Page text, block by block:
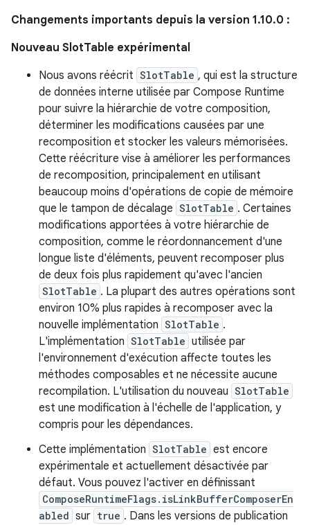
Changements importants depuis la version 1.10.0 :
Nouveau SlotTable expérimental
Nous avons réécrit SlotTable , qui est la structure
de données interne utilisée par Compose Runtime
pour suivre la hiérarchie de votre composition,
déterminer les modifications causées par une
recomposition et stocker les valeurs mémorisées.
Cette réécriture vise à améliorer les performances
de recomposition, principalement en utilisant
beaucoup moins d'opérations de copie de mémoire
que le tampon de décalage SlotTable . Certaines
modifications apportées à votre hiérarchie de
composition, comme le réordonnancement d'une
longue liste d'éléments, peuvent recomposer plus
de deux fois plus rapidement qu'avec l'ancien
SlotTable . La plupart des autres opérations sont
environ 10% plus rapides à recomposer avec la
nouvelle implémentation SlotTable .
L'implémentation SlotTable utilisée par
l'environnement d'exécution affecte toutes les
méthodes composables et ne nécessite aucune
recompilation. L'utilisation du nouveau SlotTable
est une modification à l'échelle de l'application, y
compris pour les dépendances.
Cette implémentation SlotTable est encore
expérimentale et actuellement désactivée par
défaut. Vous pouvez l'activer en définissant
ComposeRuntimeFlags.isLinkBufferComposerEn
abled sur true . Dans les versions de publication